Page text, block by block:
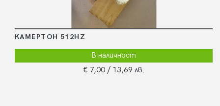
КАМЕРТОН 512HZ
В наличност
€ 7,00 / 13,69 лв.